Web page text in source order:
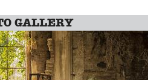
GALLERY